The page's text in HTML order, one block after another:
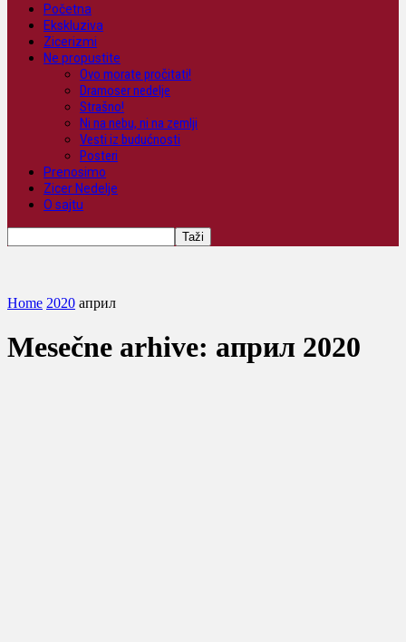
Početna
Ekskluziva
Zicerizmi
Ne propustite
Ovo morate pročitati!
Dramoser nedelje
Strašno!
Ni na nebu, ni na zemlji
Vesti iz budućnosti
Posteri
Prenosimo
Zicer Nedelje
O sajtu
Home 2020 април
Mesečne arhive: април 2020